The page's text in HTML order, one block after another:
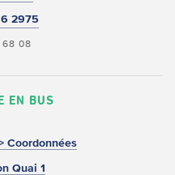
2975
68 08
EN BUS
Coordonnées
Quai 1